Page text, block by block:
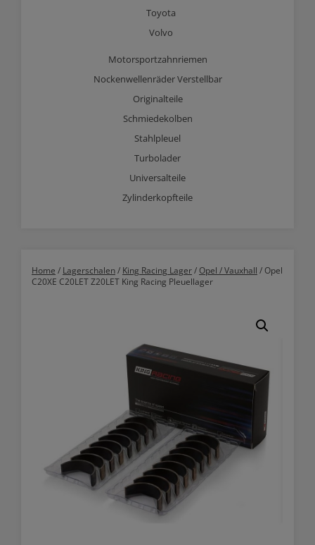
Toyota
Volvo
Motorsportzahnriemen
Nockenwellenräder Verstellbar
Originalteile
Schmiedekolben
Stahlpleuel
Turbolader
Universalteile
Zylinderkopfteile
Home / Lagerschalen/ King Racing Lager/ Opel / Vauxhall / Opel
C20XE C20LET Z20LET King Racing Pleuellager